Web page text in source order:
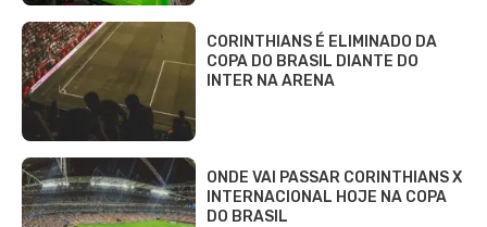
CORINTHIANS É ELIMINADO DA
COPA DO BRASIL DIANTE DO
INTER NA ARENA
ONDE VAI PASSAR CORINTHIANS X
INTERNACIONAL HOJE NA COPA
DO BRASIL